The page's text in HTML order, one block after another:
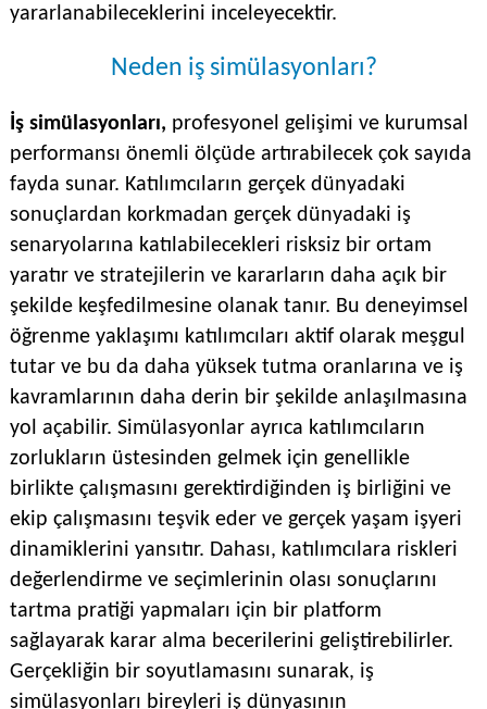
yararlanabileceklerini inceleyecektir.
Neden iş simülasyonları?
İş simülasyonları, profesyonel gelişimi ve kurumsal
performansı önemli ölçüde artırabilecek çok sayıda
fayda sunar. Katılımcıların gerçek dünyadaki
sonuçlardan korkmadan gerçek dünyadaki iş
senaryolarına katılabilecekleri risksiz bir ortam
yaratır ve stratejilerin ve kararların daha açık bir
şekilde keşfedilmesine olanak tanır. Bu deneyimsel
öğrenme yaklaşımı katılımcıları aktif olarak meşgul
tutar ve bu da daha yüksek tutma oranlarına ve iş
kavramlarının daha derin bir şekilde anlaşılmasına
yol açabilir. Simülasyonlar ayrıca katılımcıların
zorlukların üstesinden gelmek için genellikle
birlikte çalışmasını gerektirdiğinden iş birliğini ve
ekip çalışmasını teşvik eder ve gerçek yaşam işyeri
dinamiklerini yansıtır. Dahası, katılımcılara riskleri
değerlendirme ve seçimlerinin olası sonuçlarını
tartma pratiği yapmaları için bir platform
sağlayarak karar alma becerilerini geliştirebilirler.
Gerçekliğin bir soyutlamasını sunarak, iş
simülasyonları bireyleri iş dünyasının